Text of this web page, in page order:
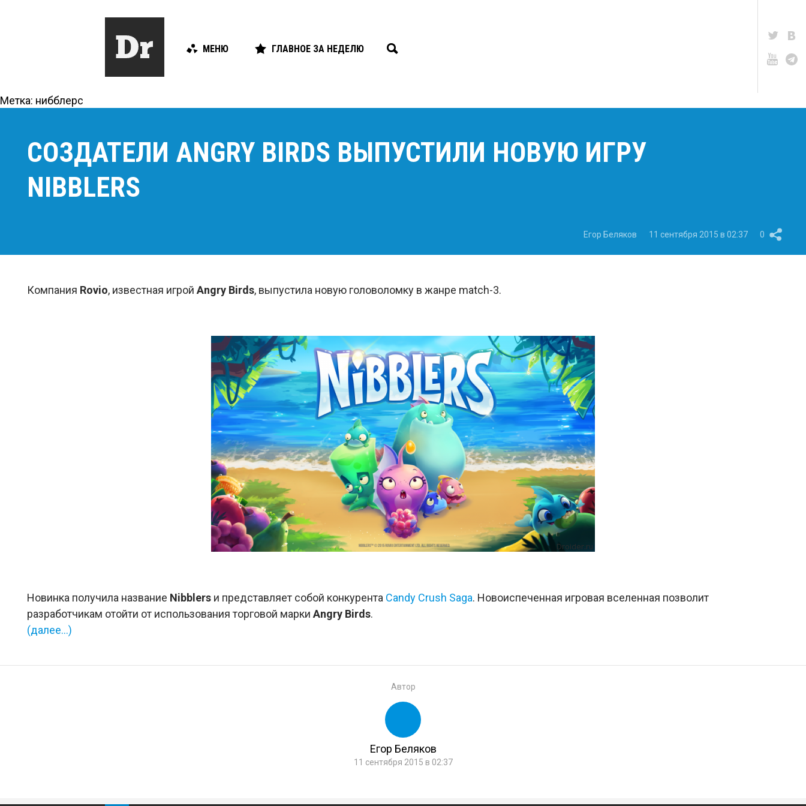
МЕНЮ ГЛАВНОЕ ЗА НЕДЕЛЮ
Метка: нибблерс
СОЗДАТЕЛИ ANGRY BIRDS ВЫПУСТИЛИ НОВУЮ ИГРУ
NIBBLERS
Егор Беляков 11 сентября 2015 в 02:37 0
Компания Rovio, известная игрой Angry Birds, выпустила новую головоломку в жанре match-3.
Новинка получила название Nibblers и представляет собой конкурента Candy Crush Saga. Новоиспеченная игровая вселенная позволит
разработчикам отойти от использования торговой марки Angry Birds.
(далее…)
Автор
Егор Беляков
11 сентября 2015 в 02:37